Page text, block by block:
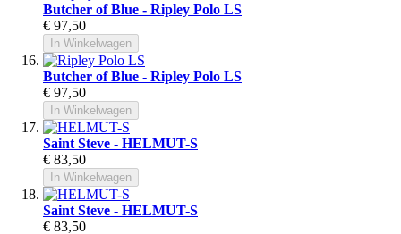
Butcher of Blue - Ripley Polo LS
€ 97,50
In Winkelwagen
Butcher of Blue - Ripley Polo LS
€ 97,50
In Winkelwagen
Saint Steve - HELMUT-S
€ 83,50
In Winkelwagen
Saint Steve - HELMUT-S
€ 83,50